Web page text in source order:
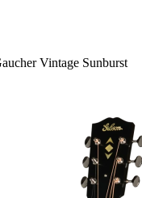
Vintage Sunburst